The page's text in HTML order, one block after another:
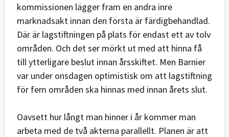
kommissionen lägger fram en andra inre
marknadsakt innan den första är färdigbehandlad.
Där är lagstiftningen på plats för endast ett av tolv
områden. Och det ser mörkt ut med att hinna få
till ytterligare beslut innan årsskiftet. Men Barnier
var under onsdagen optimistisk om att lagstiftning
för fem områden ska hinnas med innan årets slut.
Oavsett hur långt man hinner i år kommer man
arbeta med de två akterna parallellt. Planen är att